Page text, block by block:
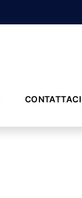
CONTATTACI